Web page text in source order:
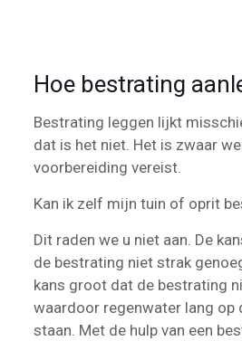
Hoe bestrating
Bestrating leggen lijkt
dat is het niet. Het is zwaar
voorbereiding vereist.
Kan ik zelf mijn tuin of oprit
Dit raden we u niet aan. De
de bestrating niet strak
kans groot dat de bestrating
waardoor regenwater lang
staan. Met de hulp van een